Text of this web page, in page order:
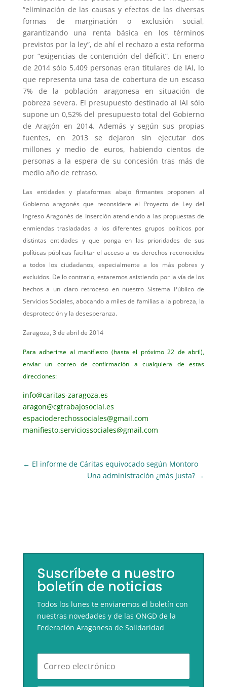
“eliminación de las causas y efectos de las diversas
formas de marginación o exclusión social,
garantizando una renta básica en los términos
previstos por la ley”, de ahí el rechazo a esta reforma
por “exigencias de contención del déficit”. En enero
de 2014 sólo 5.409 personas eran titulares de IAI, lo
que representa una tasa de cobertura de un escaso
7% de la población aragonesa en situación de
pobreza severa. El presupuesto destinado al IAI sólo
supone un 0,52% del presupuesto total del Gobierno
de Aragón en 2014. Además y según sus propias
fuentes, en 2013 se dejaron sin ejecutar dos
millones y medio de euros, habiendo cientos de
personas a la espera de su concesión tras más de
medio año de retraso.
Las entidades y plataformas abajo firmantes proponen al
Gobierno aragonés que reconsidere el Proyecto de Ley del
Ingreso Aragonés de Inserción atendiendo a las propuestas de
enmiendas trasladadas a los diferentes grupos políticos por
distintas entidades y que ponga en las prioridades de sus
políticas públicas facilitar el acceso a los derechos reconocidos
a todos los ciudadanos, especialmente a los más pobres y
excluidos. De lo contrario, estaremos asistiendo por la vía de los
hechos a un claro retroceso en nuestro Sistema Público de
Servicios Sociales, abocando a miles de familias a la pobreza, la
desprotección y la desesperanza.
Zaragoza, 3 de abril de 2014
Para adherirse al manifiesto (hasta el próximo 22 de abril),
enviar un correo de confirmación a cualquiera de estas
direcciones:
info@caritas-zaragoza.es
aragon@cgtrabajosocial.es
espacioderechossociales@gmail.com
manifiesto.serviciossociales@gmail.com
← El informe de Cáritas equivocado según Montoro
Una administración ¿más justa? →
Suscríbete a nuestro
boletín de noticias
Todos los lunes te enviaremos el boletín con
nuestras novedades y de las ONGD de la
Federación Aragonesa de Solidaridad